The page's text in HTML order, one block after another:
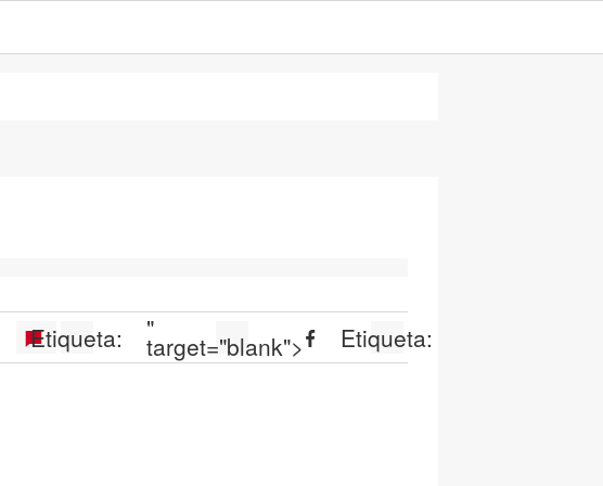
Etiqueta: "
target="blank"> Etiqueta: